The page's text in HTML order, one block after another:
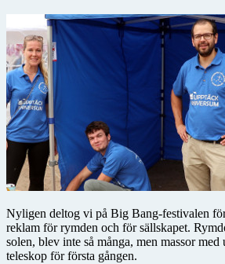
Nyligen deltog vi på Big Bang-festivalen
reklam för rymden och för sällskapet.
solen, blev inte så många, men massor
teleskop för första gången.